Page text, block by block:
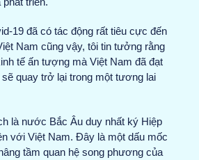
19 đã có tác động rất tiêu cực đến
Nam cũng vậy, tôi tin tưởng rằng
tế ấn tượng mà Việt Nam đã đạt
quay trở lại trong một tương lai
là nước Bắc Âu duy nhất ký Hiệp
với Việt Nam. Đây là một dấu mốc
tầm quan hệ song phương của